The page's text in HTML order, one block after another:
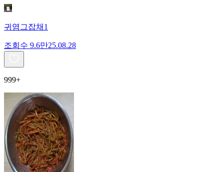
귀염그잡채1
조회수 9.6만25.08.28
999+